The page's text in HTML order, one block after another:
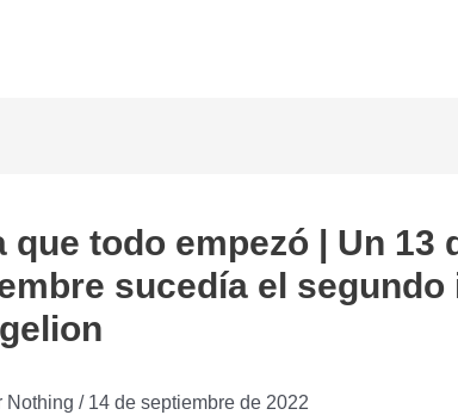
que todo empezó | Un 13
sucedía el segundo
Nothing / 14 de septiembre de 2022